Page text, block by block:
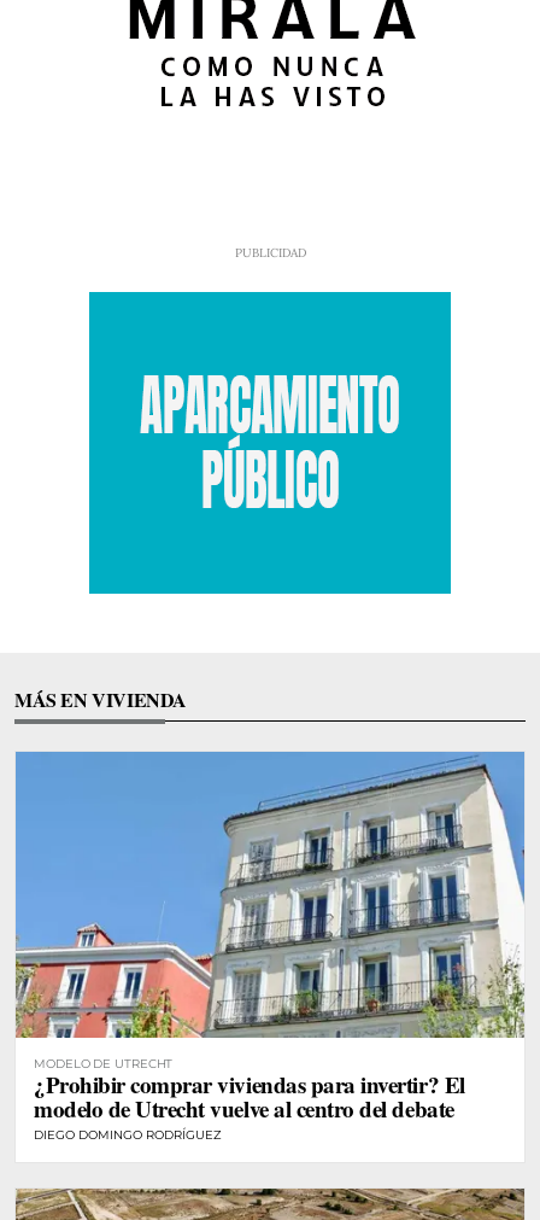
MÁS EN VIVIENDA
MODELO DE UTRECHT
¿Prohibir comprar viviendas para invertir? El
modelo de Utrecht vuelve al centro del debate
DIEGO DOMINGO RODRÍGUEZ